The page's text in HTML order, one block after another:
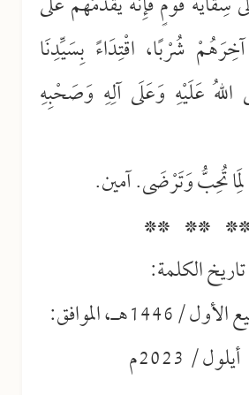
شُرْبًا، اقْتِدَاءً بِسَيِّدِنَا
عَلَيْهِ وَعَلَى آلِهِ وَصَحْبِهِ
لِمَا تُحِبُّ وَتَرْضَى. آمين.
** **
تاريخ الكلمة:
الجمعة: 3/ ربيع الأول /1446هـ، الموافق: